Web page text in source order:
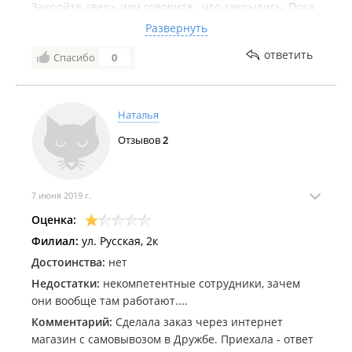
Закройте дверь или говорите , что закрылись. Пока
ходили в магазине к нам никто не подошёл и не
сказал, что они не работают. Остался неприятный
осадок.(((
Развернуть
Спасибо 0 ответить
Наталья
Отзывов2
7 июня 2019 г.
Оценка:
Филиал: ул. Русская, 2к
Достоинства: нет
Недостатки: некомпетентные сотрудники, зачем
они вообще там работают....
Комментарий: Сделала заказ через интернет
магазин с самовывозом в Дружбе. Приехала - ответ